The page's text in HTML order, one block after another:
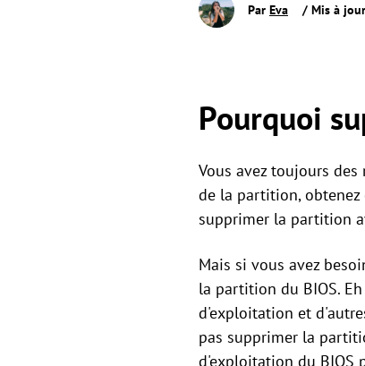
Par Eva / Mis à
Pourquoi
Vous avez toujours
de la partition,
supprimer la partition
Mais si vous avez
la partition du BIOS.
d'exploitation et
pas supprimer la
d'exploitation du BIOS